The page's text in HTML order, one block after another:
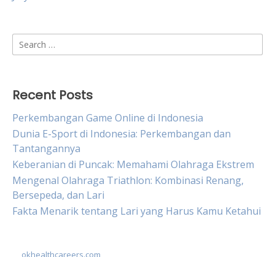
Search
for:
Recent Posts
Perkembangan Game Online di Indonesia
Dunia E-Sport di Indonesia: Perkembangan dan
Tantangannya
Keberanian di Puncak: Memahami Olahraga Ekstrem
Mengenal Olahraga Triathlon: Kombinasi Renang,
Bersepeda, dan Lari
Fakta Menarik tentang Lari yang Harus Kamu Ketahui
okhealthcareers.com